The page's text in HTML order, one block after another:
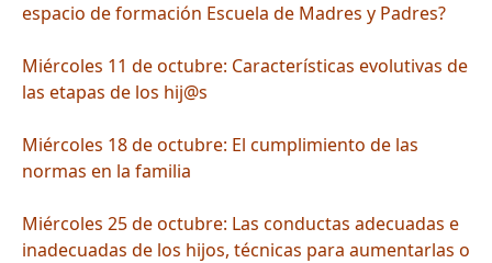
espacio de formación Escuela de Madres y Padres?
Miércoles 11 de octubre: Características evolutivas de
las etapas de los hij@s
Miércoles 18 de octubre: El cumplimiento de las
normas en la familia
Miércoles 25 de octubre: Las conductas adecuadas e
inadecuadas de los hijos, técnicas para aumentarlas o